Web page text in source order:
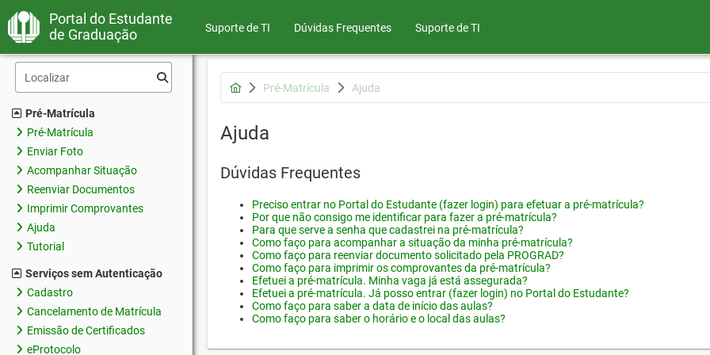
Portal do Estudante
de Graduação
Suporte de TI Dúvidas Frequentes Suporte de TI
Pré-Matrícula
Pré-Matrícula
Enviar Foto
Acompanhar Situação
Reenviar Documentos
Imprimir Comprovantes
Ajuda
Tutorial
Serviços sem Autenticação
Cadastro
Cancelamento de Matrícula
Emissão de Certificados
eProtocolo
Pré-Matrícula Ajuda
Ajuda
Dúvidas Frequentes
Preciso entrar no Portal do Estudante (fazer login) para efetuar a pré-matrícula?
Por que não consigo me identificar para fazer a pré-matrícula?
Para que serve a senha que cadastrei na pré-matrícula?
Como faço para acompanhar a situação da minha pré-matrícula?
Como faço para reenviar documento solicitado pela PROGRAD?
Como faço para imprimir os comprovantes da pré-matrícula?
Efetuei a pré-matrícula. Minha vaga já está assegurada?
Efetuei a pré-matrícula. Já posso entrar (fazer login) no Portal do Estudante?
Como faço para saber a data de início das aulas?
Como faço para saber o horário e o local das aulas?